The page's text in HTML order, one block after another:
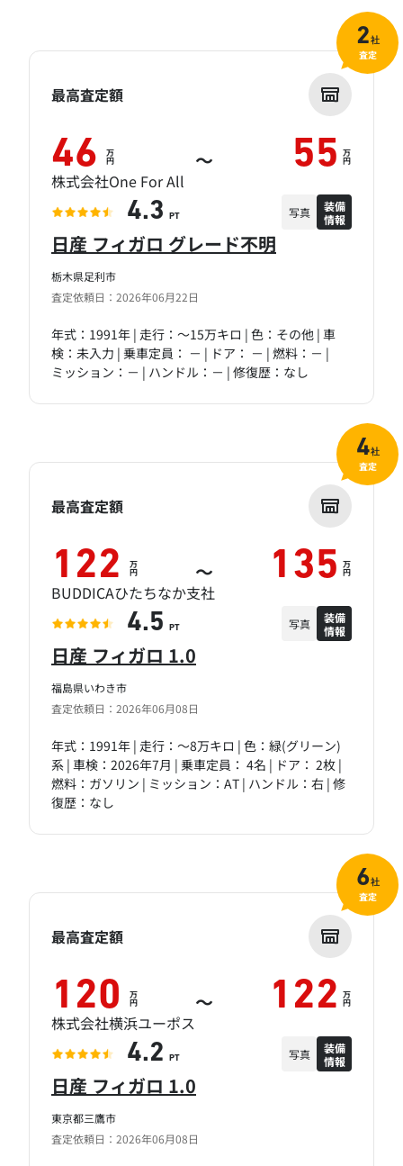
栃木県足利市
査定依頼日：2026年06月22日
日産 フィガロ グレード不明
年式：1991年 | 走行：～15万キロ | 色：その他 | 車
検：未入力 | 乗車定員： － | ドア： － | 燃料：－ |
ミッション：－ | ハンドル：－ | 修復歴：なし
最高査定額
46 万
円 ～ 55 万
円
株式会社One For All
4.3 PT 写真
装備
情報
2社
査定
福島県いわき市
査定依頼日：2026年06月08日
日産 フィガロ 1.0
年式：1991年 | 走行：～8万キロ | 色：緑(グリーン)
系 | 車検：2026年7月 | 乗車定員： 4名 | ドア： 2枚 |
燃料：ガソリン | ミッション：AT | ハンドル：右 | 修
復歴：なし
最高査定額
122 万
円 ～ 135 万
円
BUDDICAひたちなか支社
4.5 PT 写真
装備
情報
4社
査定
東京都三鷹市
査定依頼日：2026年06月08日
日産 フィガロ 1.0
最高査定額
120 万
円 ～ 122 万
円
株式会社横浜ユーポス
4.2 PT 写真
装備
情報
6社
査定